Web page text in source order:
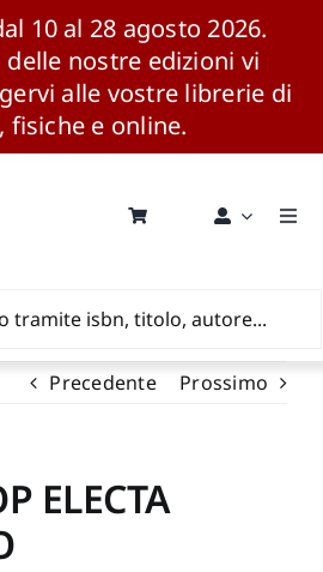
10 al 28 agosto 2026.
delle nostre edizioni vi
alle vostre librerie di
fisiche e online.
/ CINECA
Precedente Prossimo
ELECTA